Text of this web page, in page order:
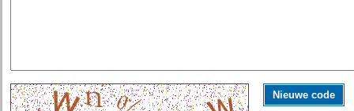
Nieuwe code